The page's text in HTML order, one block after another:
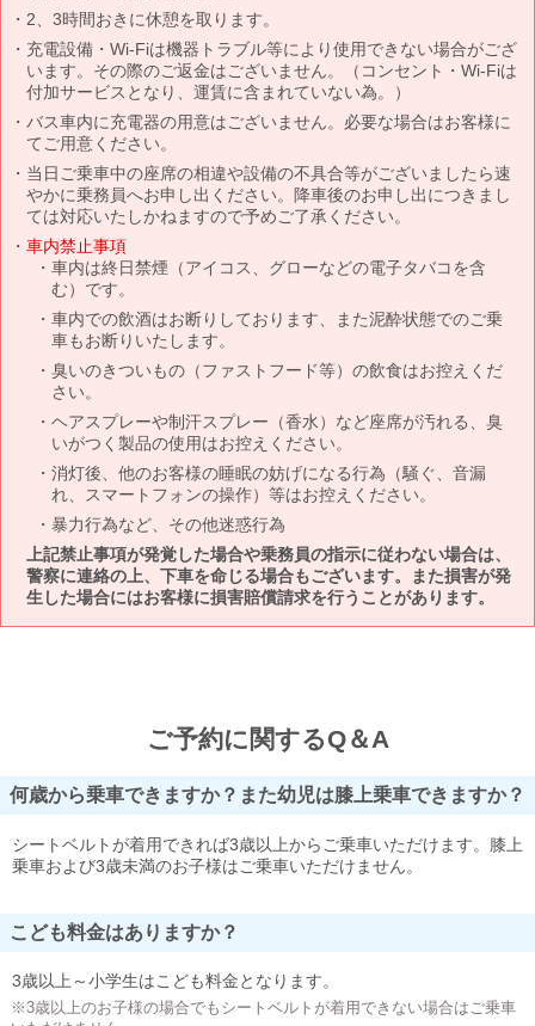
2、3時間おきに休憩を取ります。
充電設備・Wi-Fiは機器トラブル等により使用できない場合がござ
います。その際のご返金はございません。（コンセント・Wi-Fiは
付加サービスとなり、運賃に含まれていない為。）
バス車内に充電器の用意はございません。必要な場合はお客様に
てご用意ください。
当日ご乗車中の座席の相違や設備の不具合等がございましたら速
やかに乗務員へお申し出ください。降車後のお申し出につきまし
ては対応いたしかねますので予めご了承ください。
車内禁止事項
車内は終日禁煙（アイコス、グローなどの電子タバコを含
む）です。
車内での飲酒はお断りしております、また泥酔状態でのご乗
車もお断りいたします。
臭いのきついもの（ファストフード等）の飲食はお控えくだ
さい。
ヘアスプレーや制汗スプレー（香水）など座席が汚れる、臭
いがつく製品の使用はお控えください。
消灯後、他のお客様の睡眠の妨げになる行為（騒ぐ、音漏
れ、スマートフォンの操作）等はお控えください。
暴力行為など、その他迷惑行為
上記禁止事項が発覚した場合や乗務員の指示に従わない場合は、
警察に連絡の上、下車を命じる場合もございます。また損害が発
生した場合にはお客様に損害賠償請求を行うことがあります。
ご予約に関するQ＆A
何歳から乗車できますか？また幼児は膝上乗車できますか？
シートベルトが着用できれば3歳以上からご乗車いただけます。膝上
乗車および3歳未満のお子様はご乗車いただけません。
こども料金はありますか？
3歳以上～小学生はこども料金となります。
※3歳以上のお子様の場合でもシートベルトが着用できない場合はご乗車